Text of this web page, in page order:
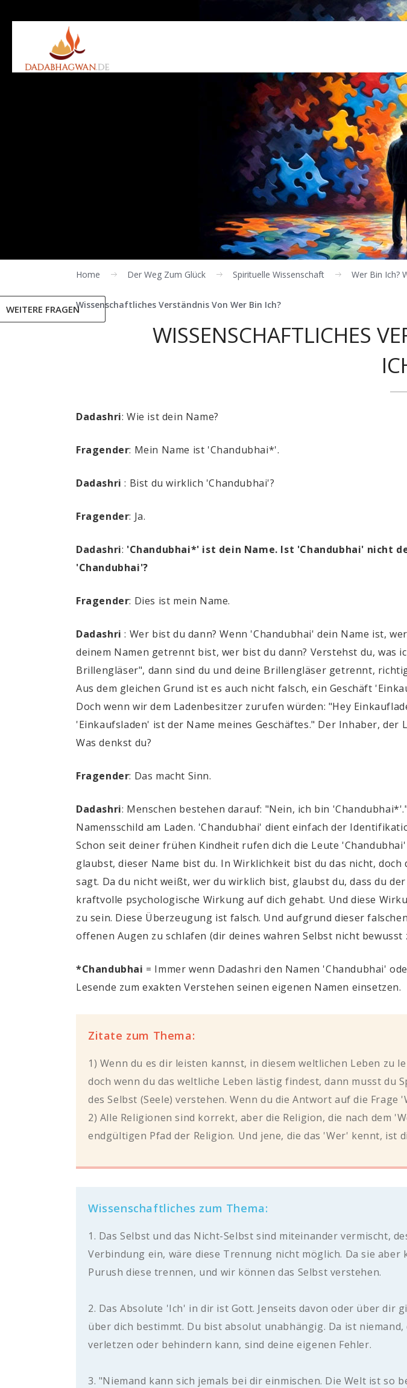
WEITERE FRAGEN
Home Der Weg Zum Glück Spirituelle Wissenschaft Wer Bin Ich?
Wissenschaftliches Verständnis Von Wer Bin Ich?
WISSENSCHAFTLICHES
Dadashri: Wie ist dein Name?
Fragender: Mein Name ist 'Chandubhai*'.
Dadashri : Bist du wirklich 'Chandubhai'?
Fragender: Ja.
Dadashri: 'Chandubhai*' ist dein Name. Ist 'Chandubhai' nicht
'Chandubhai'?
Fragender: Dies ist mein Name.
Dadashri : Wer bist du dann? Wenn 'Chandubhai' dein Name ist,
deinem Namen getrennt bist, wer bist du dann? Verstehst du, was
Brillengläser", dann sind du und deine Brillengläser getrennt,
Aus dem gleichen Grund ist es auch nicht falsch, ein Geschäft
Doch wenn wir dem Ladenbesitzer zurufen würden: "Hey
'Einkaufsladen' ist der Name meines Geschäftes." Der Inhaber,
Was denkst du?
Fragender: Das macht Sinn.
Dadashri: Menschen bestehen darauf: "Nein, ich bin 'Chandubhai*
Namensschild am Laden. 'Chandubhai' dient einfach der
Schon seit deiner frühen Kindheit rufen dich die Leute 'Chandubhai
glaubst, dieser Name bist du. In Wirklichkeit bist du das nicht, doch
sagt. Da du nicht weißt, wer du wirklich bist, glaubst du, dass du
kraftvolle psychologische Wirkung auf dich gehabt. Und diese
zu sein. Diese Überzeugung ist falsch. Und aufgrund dieser
offenen Augen zu schlafen (dir deines wahren Selbst nicht bewusst
*Chandubhai = Immer wenn Dadashri den Namen 'Chandubhai'
Lesende zum exakten Verstehen seinen eigenen Namen einsetzen.
Zitate zum Thema:
1) Wenn du es dir leisten kannst, in diesem weltlichen Leben zu
doch wenn du das weltliche Leben lästig findest, dann musst
des Selbst (Seele) verstehen. Wenn du die Antwort auf die
2) Alle Religionen sind korrekt, aber die Religion, die nach dem
endgültigen Pfad der Religion. Und jene, die das 'Wer' kennt, ist
Wissenschaftliches zum Thema:
1. Das Selbst und das Nicht-Selbst sind miteinander vermischt,
Verbindung ein, wäre diese Trennung nicht möglich. Da sie
Purush diese trennen, und wir können das Selbst verstehen.
2. Das Absolute 'Ich' in dir ist Gott. Jenseits davon oder über dir
über dich bestimmt. Du bist absolut unabhängig. Da ist
verletzen oder behindern kann, sind deine eigenen Fehler.
3. "Niemand kann sich jemals bei dir einmischen. Die Welt ist so